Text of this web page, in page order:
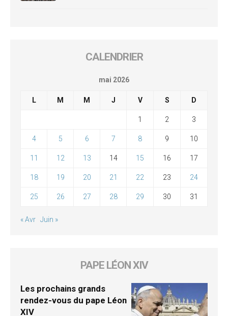
CALENDRIER
mai 2026
L M M J V S D
1 2 3
4 5 6 7 8 9 10
11 12 13 14 15 16 17
18 19 20 21 22 23 24
25 26 27 28 29 30 31
« Avr Juin »
PAPE LÉON XIV
Les prochains grands
rendez-vous du pape Léon
XIV